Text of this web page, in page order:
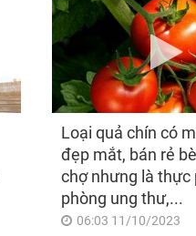
Loại quả chín có
đẹp mắt, bán rẻ
chợ nhưng là thực
phòng ung thư,...
06:03 11/10/2023